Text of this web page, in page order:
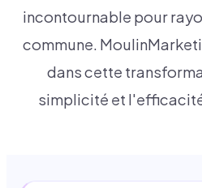
incontournable pour
commune.
dans cette
simplicité et